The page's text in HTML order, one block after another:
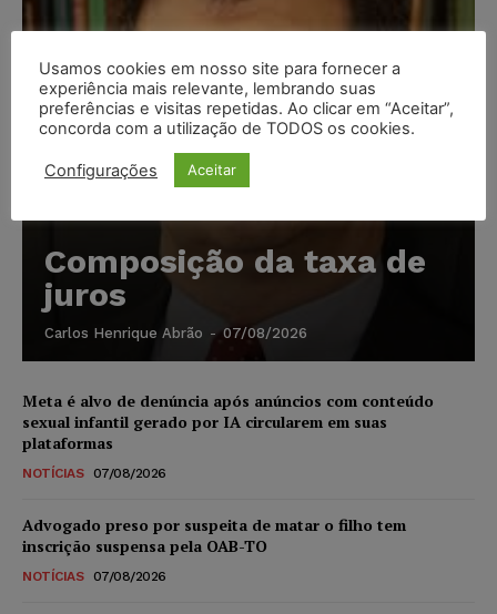
Composição da taxa de
juros
Carlos Henrique Abrão - 07/08/2026
Meta é alvo de denúncia após anúncios com conteúdo
sexual infantil gerado por IA circularem em suas
plataformas
NOTÍCIAS 07/08/2026
Advogado preso por suspeita de matar o filho tem
inscrição suspensa pela OAB-TO
NOTÍCIAS 07/08/2026
Usamos cookies em nosso site para fornecer a
experiência mais relevante, lembrando suas
preferências e visitas repetidas. Ao clicar em “Aceitar”,
concorda com a utilização de TODOS os cookies.
Configurações Aceitar